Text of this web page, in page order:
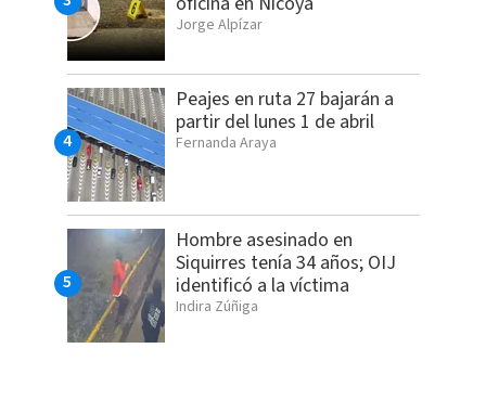
Jorge Alpízar
Peajes en ruta 27 bajarán a
partir del lunes 1 de abril
Fernanda Araya
Hombre asesinado en
Siquirres tenía 34 años; OIJ
identificó a la víctima
Indira Zúñiga